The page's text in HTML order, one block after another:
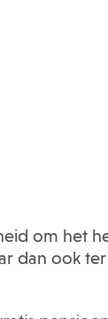
om het
dan ook